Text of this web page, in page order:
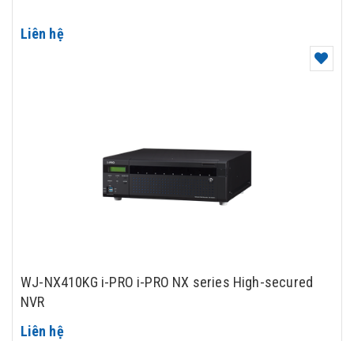
Liên hệ
WJ-NX410KG i-PRO i-PRO NX series High-secured
NVR
Liên hệ